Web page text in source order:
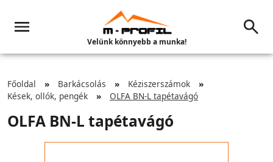
Velünk könnyebb a munka!
Főoldal Barkácsolás
Kéziszerszámok
Kések, ollók, pengék
OLFA BN-L tapétavágó
OLFA BN-L tapétavágó